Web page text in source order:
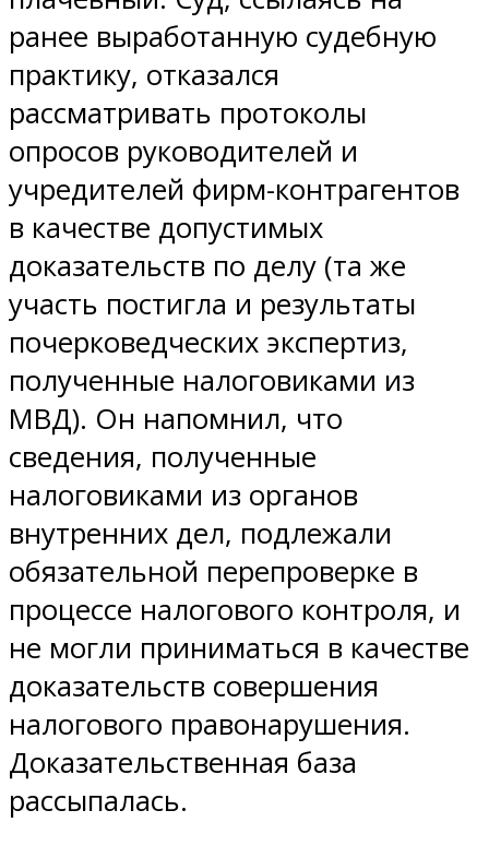
ранее выработанную судебную
практику, отказался
рассматривать протоколы
опросов руководителей и
учредителей фирм-контрагентов
в качестве допустимых
доказательств по делу (та же
участь постигла и результаты
почерковедческих экспертиз,
полученные налоговиками из
МВД). Он напомнил, что
сведения, полученные
налоговиками из органов
внутренних дел, подлежали
обязательной перепроверке в
процессе налогового контроля, и
не могли приниматься в качестве
доказательств совершения
налогового правонарушения.
Доказательственная база
рассыпалась.